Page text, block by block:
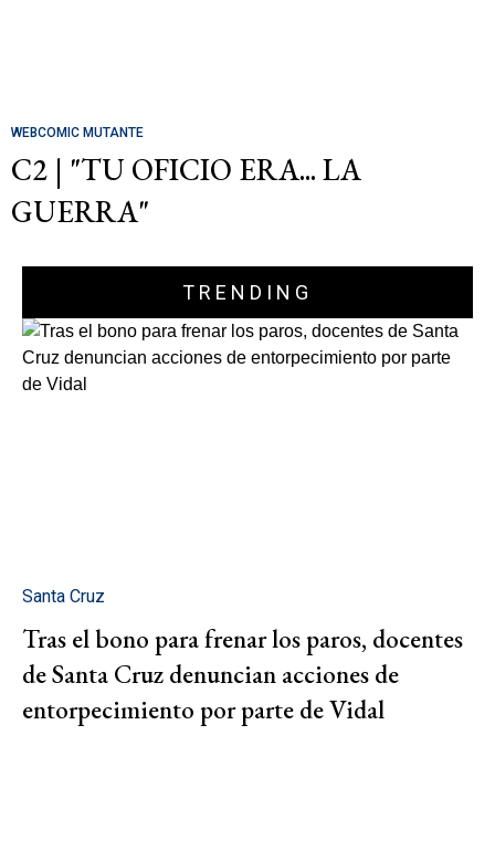
WEBCOMIC MUTANTE
C2 | "TU OFICIO ERA... LA
GUERRA"
TRENDING
Santa Cruz
Tras el bono para frenar los paros, docentes
de Santa Cruz denuncian acciones de
entorpecimiento por parte de Vidal